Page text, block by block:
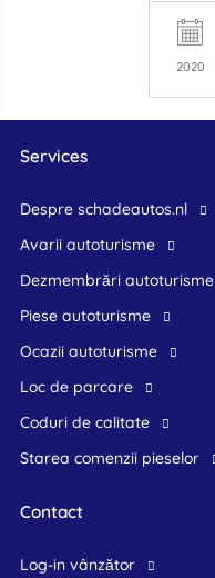
2020
Services
Despre schadeautos.nl
Avarii autoturisme
Dezmembrări autoturisme
Piese autoturisme
Ocazii autoturisme
Loc de parcare
Coduri de calitate
Starea comenzii pieselor
Contact
log-in vânzător